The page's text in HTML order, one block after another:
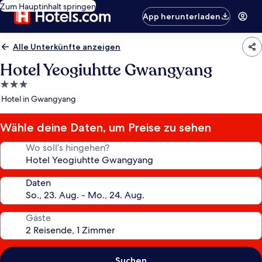
Zum Hauptinhalt springen
App herunterladen
Alle Unterkünfte anzeigen
Hotel Yeogiuhtte Gwangyang
3.0-
Sterne-
Hotel in Gwangyang
Wähle deine Daten, um Preise zu sehen
Wo soll’s hingehen?
Daten
Gäste